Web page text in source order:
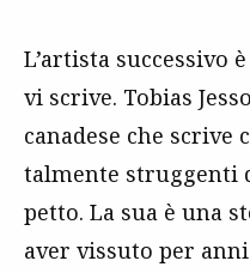
L’artista successivo
vi scrive. Tobias
canadese che scrive
talmente struggenti
petto. La sua è una
aver vissuto per